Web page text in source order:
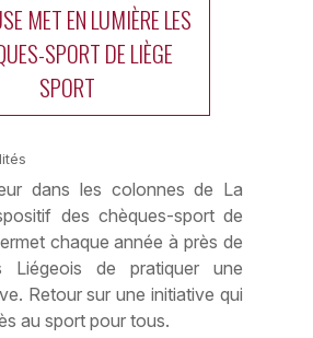
MET EN LUMIÈRE LES
SPORT DE LIÈGE
SPORT
dans les colonnes de La
des chèques-sport de
chaque année à près de
Liégeois de pratiquer une
Retour sur une initiative qui
au sport pour tous.